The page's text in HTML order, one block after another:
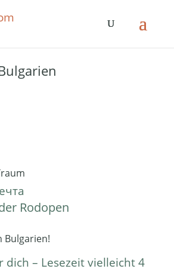
Rodopen
Bulgarien!
dich – Lesezeit vielleicht 4